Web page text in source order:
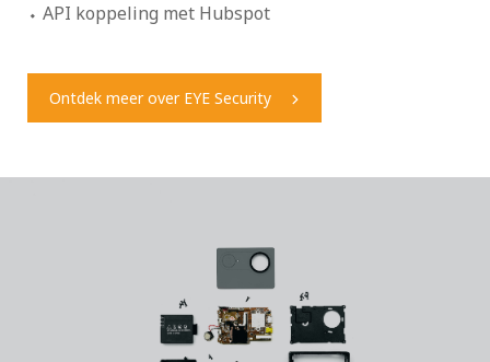
API koppeling met Hubspot
Ontdek meer over EYE Security